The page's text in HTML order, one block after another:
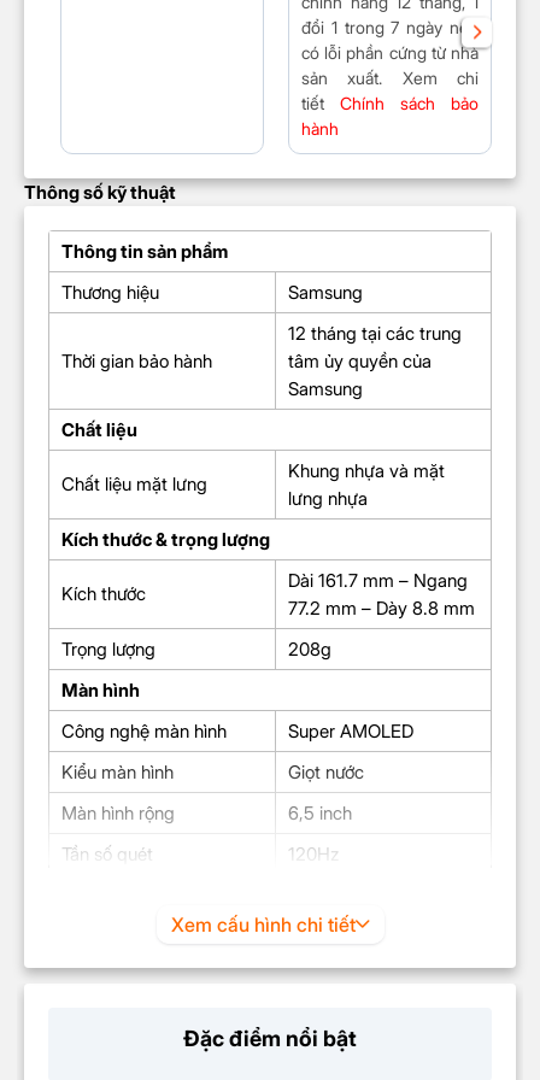
đổi 1 trong 7 ngày nếu
có lỗi phần cứng từ nhà
sản xuất. Xem chi
tiết Chính sách bảo
hành
Thông số kỹ thuật
Thông tin sản phẩm
Thương hiệu
Samsung
Thời gian bảo hành
12 tháng tại các trung
tâm ủy quyền của
Samsung
Chất liệu
Chất liệu mặt lưng
Khung nhựa và mặt
lưng nhựa
Kích thước & trọng lượng
Kích thước
Dài 161.7 mm – Ngang
77.2 mm – Dày 8.8 mm
Trọng lượng
208g
Màn hình
Công nghệ màn hình
Super AMOLED
Kiểu màn hình
Giọt nước
Màn hình rộng
6,5 inch
Tần số quét
120Hz
Full HD+ (1080 x 2340
Pixels)
Android 13.0
Xem cấu hình chi tiết
Đặc điểm nổi bật